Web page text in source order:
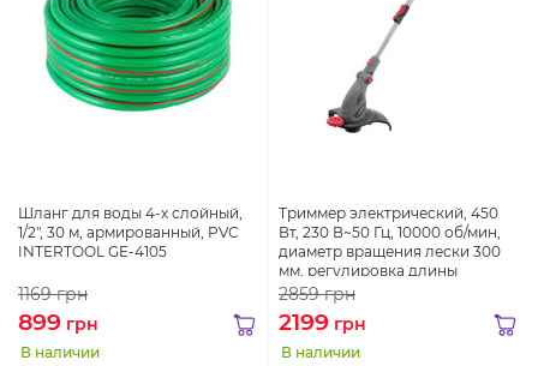
Шланг для воды 4-х слойный,
1/2", 30 м, армированный, PVC
INTERTOOL GE-4105
1169грн
899 грн
В наличии
Триммер электрический, 450
Вт, 230 В~50 Гц, 10000 об/мин,
диаметр вращения лески 300
мм, регулировка длины
штанги/положения косильной
головки INTERTOOL DT-2255
2859грн
2199 грн
В наличии